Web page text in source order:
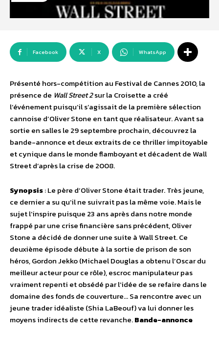
Facebook X WhatsApp
Présenté hors-compétition au Festival de Cannes 2010, la
présence de Wall Street 2sur la Croisette a créé
l’événement puisqu’il s’agissait de la première sélection
cannoise d’Oliver Stone en tant que réalisateur. Avant sa
sortie en salles le 29 septembre prochain, découvrez la
bande-annonce et deux extraits de ce thriller impitoyable
et cynique dans le monde flamboyant et décadent de Wall
Street d’après la crise de 2008.
Synopsis: Le père d’Oliver Stone était trader. Très jeune,
ce dernier a su qu’il ne suivrait pas la même voie. Mais le
sujet l’inspire puisque 23 ans après dans notre monde
frappé par une crise financière sans précédent, Oliver
Stone a décidé de donner une suite à Wall Street. Ce
deuxième épisode débute à la sortie de prison de son
héros, Gordon Jekko (Michael Douglas a obtenu l’Oscar du
meilleur acteur pour ce rôle), escroc manipulateur pas
vraiment repenti et obsédé par l’idée de se refaire dans le
domaine des fonds de couverture… Sa rencontre avec un
jeune trader idéaliste (Shia LaBeouf) va lui donner les
moyens indirects de cette revanche.Bande-annonce